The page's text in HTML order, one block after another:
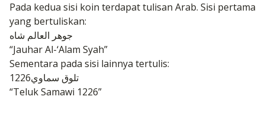
Pada kedua sisi koin terdapat tulisan Arab. Sisi pertama
yang bertuliskan:
جوهر العالم شاه
“Jauhar Al-‘Alam Syah”
Sementara pada sisi lainnya tertulis:
“Teluk Samawi 1226”